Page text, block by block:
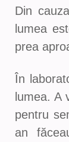
Din
lumea
prea
În
lumea. A
pentru
an